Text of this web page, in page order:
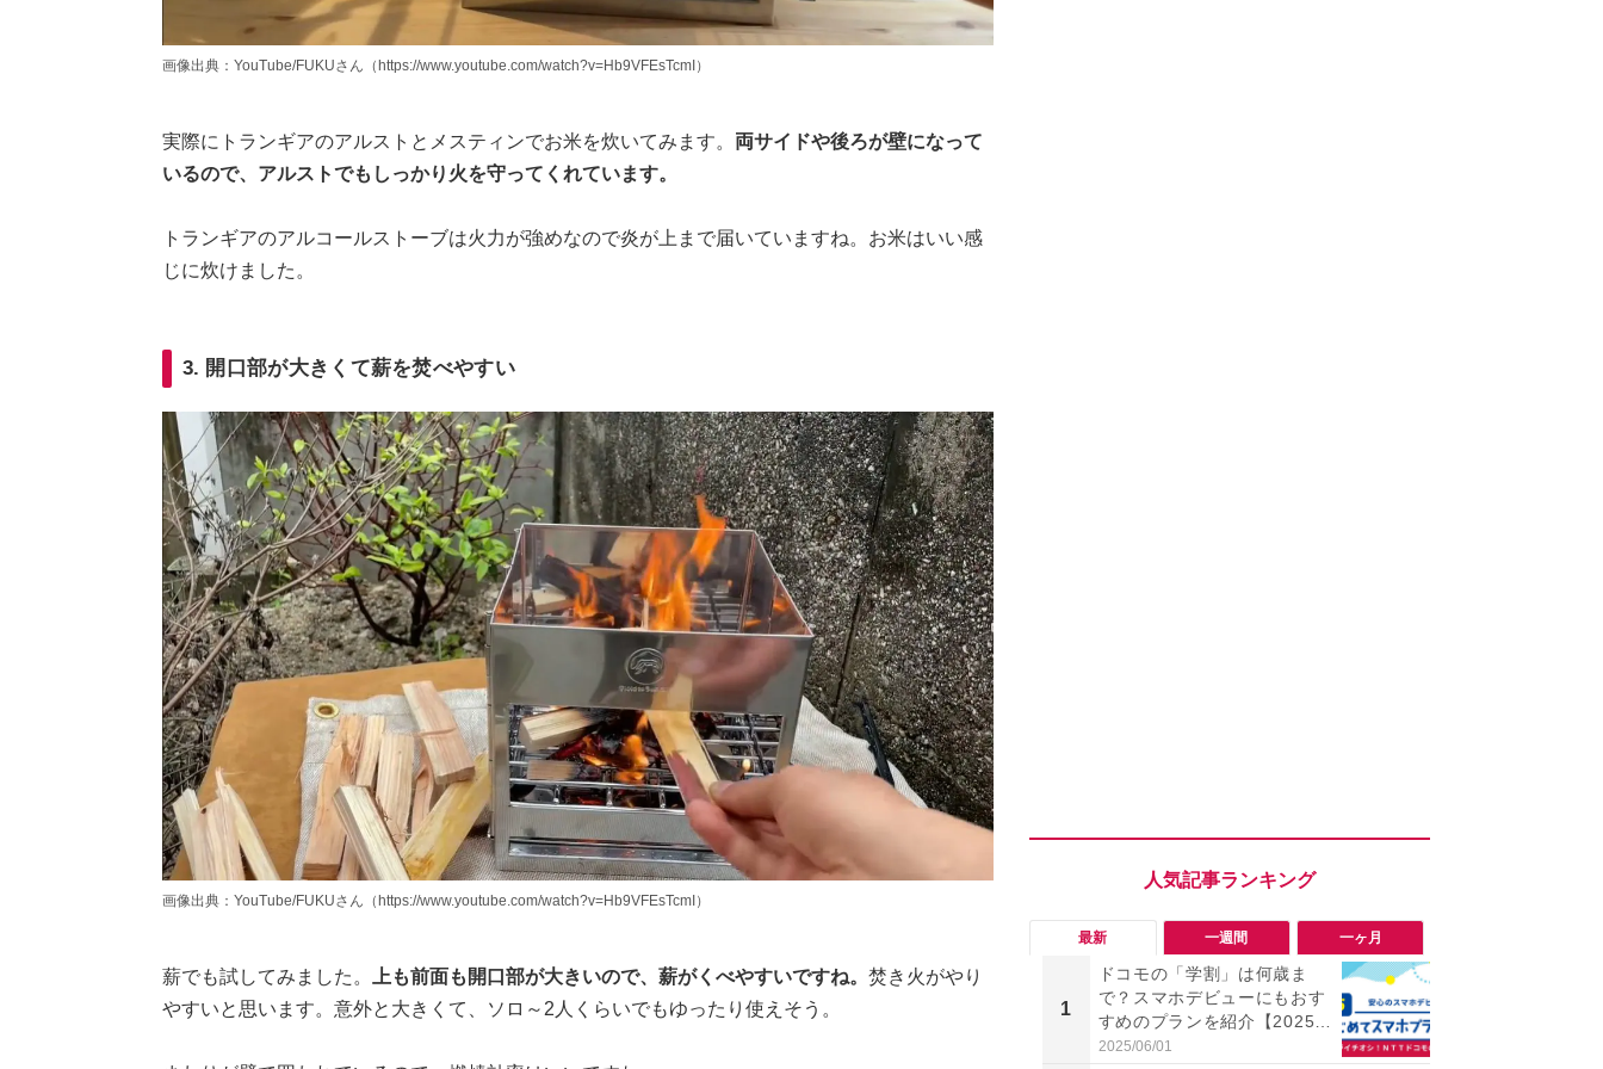
画像出典：YouTube/FUKUさん（https://www.youtube.com/watch?v=Hb9VFEsTcmI）
実際にトランギアのアルストとメスティンでお米を炊いてみます。 両サイドや後ろが壁になって
いるので、アルストでもしっかり火を守ってくれています。
トランギアのアルコールストーブは火力が強めなので炎が上まで届いていますね。お米はいい感
じに炊けました。
3. 開口部が大きくて薪を焚べやすい
画像出典：YouTube/FUKUさん（https://www.youtube.com/watch?v=Hb9VFEsTcmI）
薪でも試してみました。 上も前面も開口部が大きいので、薪がくべやすいですね。 焚き火がやり
やすいと思います。意外と大きくて、ソロ～2人くらいでもゆったり使えそう。
最新 一週間 一ヶ月
1
ドコモの「学割」は何歳ま
で？スマホデビューにもおす
すめのプランを紹介【2025年
最新】
2025/06/01